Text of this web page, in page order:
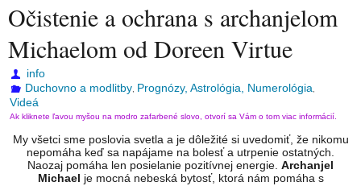
Očistenie a ochrana s archanjelom
Michaelom od Doreen Virtue
info
Duchovno a modlitby Prognózy, Astrológia, Numerológia
Videá
Ak kliknete ľavou myšou na modro zafarbené slovo, otvorí sa Vám o tom viac informácií.
My všetci sme poslovia svetla a je dôležité si uvedomiť, že nikomu
nepomáha keď sa napájame na bolesť a utrpenie ostatných.
Naozaj pomáha len posielanie pozitívnej energie. Archanjel
Michael je mocná nebeská bytosť, ktorá nám pomáha s